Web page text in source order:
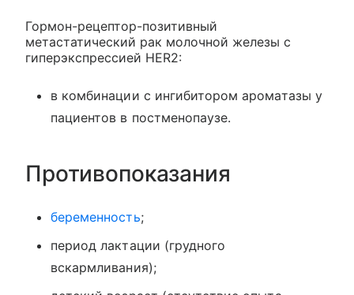
Гормон-рецептор-позитивный
метастатический рак молочной железы с
гиперэкспрессией HER2:
в комбинации с ингибитором ароматазы у
пациентов в постменопаузе.
Противопоказания
беременность;
период лактации (грудного
вскармливания);